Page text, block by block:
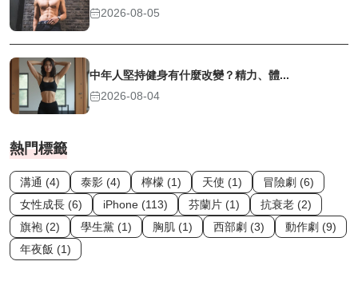
2026-08-05
中年人堅持健身有什麼改變？精力、體...
2026-08-04
熱門標籤
溝通 (4) 泰影 (4) 檸檬 (1) 天使 (1)
冒險劇 (6)
女性成長 (6)
iPhone (113) 芬蘭片 (1)
抗衰老 (2)
旗袍 (2)
學生黨 (1) 胸肌 (1) 西部劇 (3)
動作劇 (9)
年夜飯 (1)